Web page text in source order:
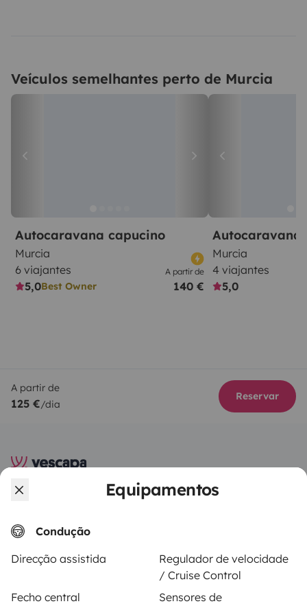
Equipamentos
Condução
Direcção assistida
Regulador de velocidade
/ Cruise Control
Fecho central
Sensores de
Veículos semelhantes perto de Murcia
Autocaravana capucino
Murcia
6 viajantes
5,0Best Owner
A partir de
140 €
Autocaravana
Murcia
4 viajantes
5,0
A partir de
125 €/dia
Reservar
A Yescapa é uma plataforma simples e segura de
campervans entre particulares. A página é o
chave-na-mão para os alugueres de autocaravanas
em total liberdade e confiança.